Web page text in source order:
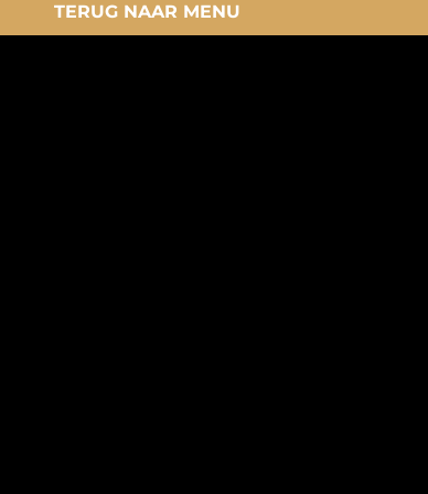
TERUG NAAR MENU